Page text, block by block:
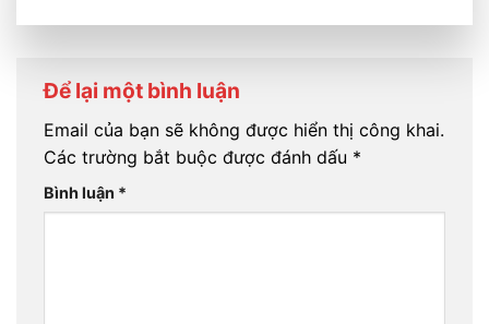
Để lại một bình luận
Email của bạn sẽ không được hiển thị công khai.
Các trường bắt buộc được đánh dấu *
Bình luận *